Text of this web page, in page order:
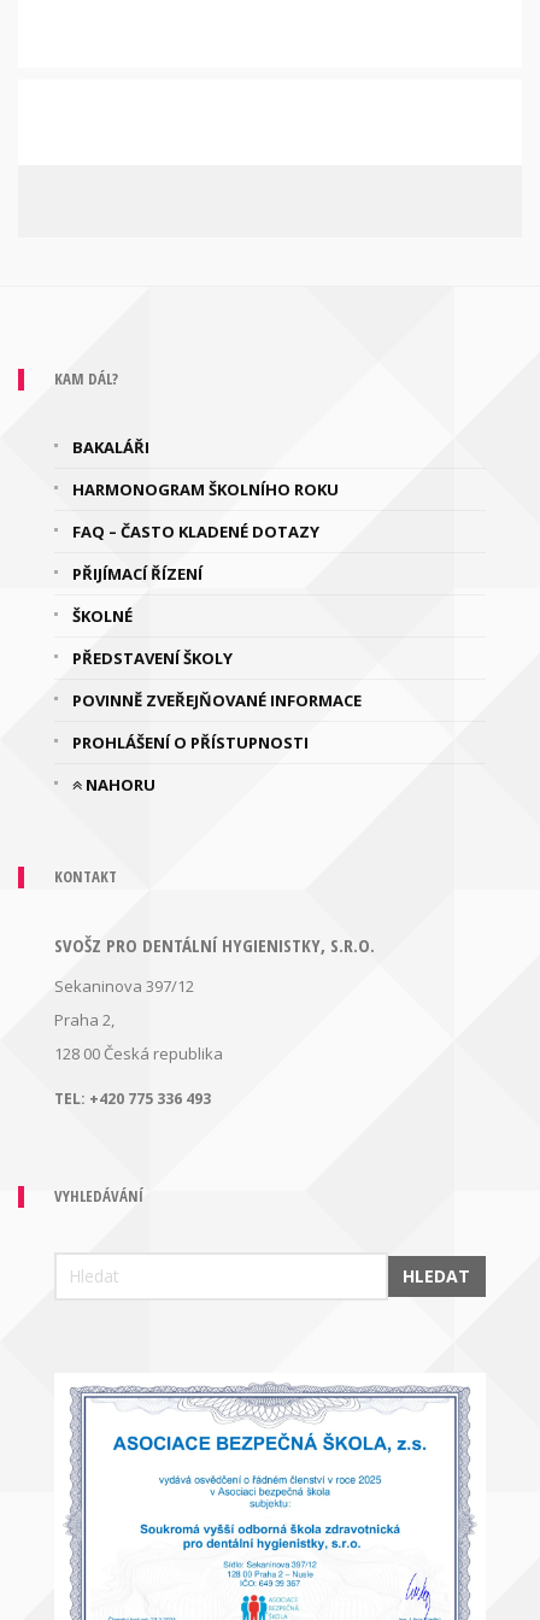
KAM DÁL?
BAKALÁŘI
HARMONOGRAM ŠKOLNÍHO ROKU
FAQ – ČASTO KLADENÉ DOTAZY
PŘIJÍMACÍ ŘÍZENÍ
ŠKOLNÉ
PŘEDSTAVENÍ ŠKOLY
POVINNĚ ZVEŘEJŇOVANÉ INFORMACE
PROHLÁŠENÍ O PŘÍSTUPNOSTI
NAHORU
KONTAKT
SVOŠZ PRO DENTÁLNÍ HYGIENISTKY, S.R.O.
Sekaninova 397/12
Praha 2,
128 00 Česká republika
TEL: +420 775 336 493
VYHLEDÁVÁNÍ
HLEDAT